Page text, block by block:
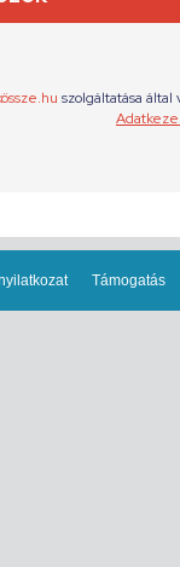
Támogatás